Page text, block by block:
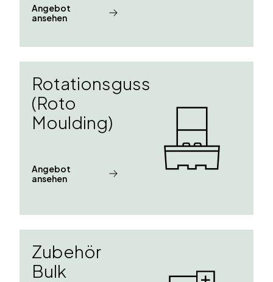
Angebot
ansehen
Rotationsguss
(Roto
Moulding)
Angebot
ansehen
Zubehör
Bulk